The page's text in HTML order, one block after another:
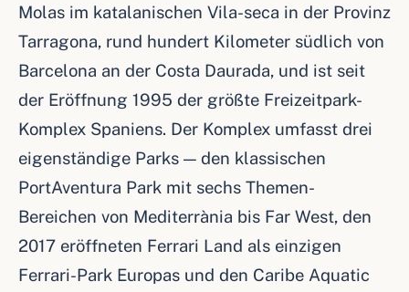
Molas im katalanischen Vila-seca in der Provinz
Tarragona, rund hundert Kilometer südlich von
Barcelona an der Costa Daurada, und ist seit
der Eröffnung 1995 der größte Freizeitpark-
Komplex Spaniens. Der Komplex umfasst drei
eigenständige Parks — den klassischen
PortAventura Park mit sechs Themen-
Bereichen von Mediterrània bis Far West, den
2017 eröffneten Ferrari Land als einzigen
Ferrari-Park Europas und den Caribe Aquatic